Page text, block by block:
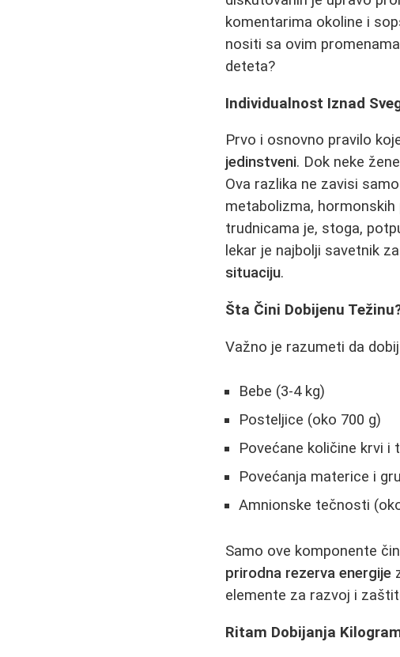
komentarima okoline i
nositi sa ovim
deteta?
Individualnost Iznad
Prvo i osnovno pravilo
jedinstveni. Dok neke
Ova razlika ne zavisi
metabolizma,
trudnicama je, stoga,
lekar je najbolji savetnik
situaciju.
Šta Čini Dobijenu
Važno je razumeti da
Bebe (3-4 kg)
Posteljice (oko 700 g)
Povećane količine krvi i
Povećanja materice i
Amnionske tečnosti
Samo ove komponente
prirodna rezerva energije
elemente za razvoj i
Ritam Dobijanja